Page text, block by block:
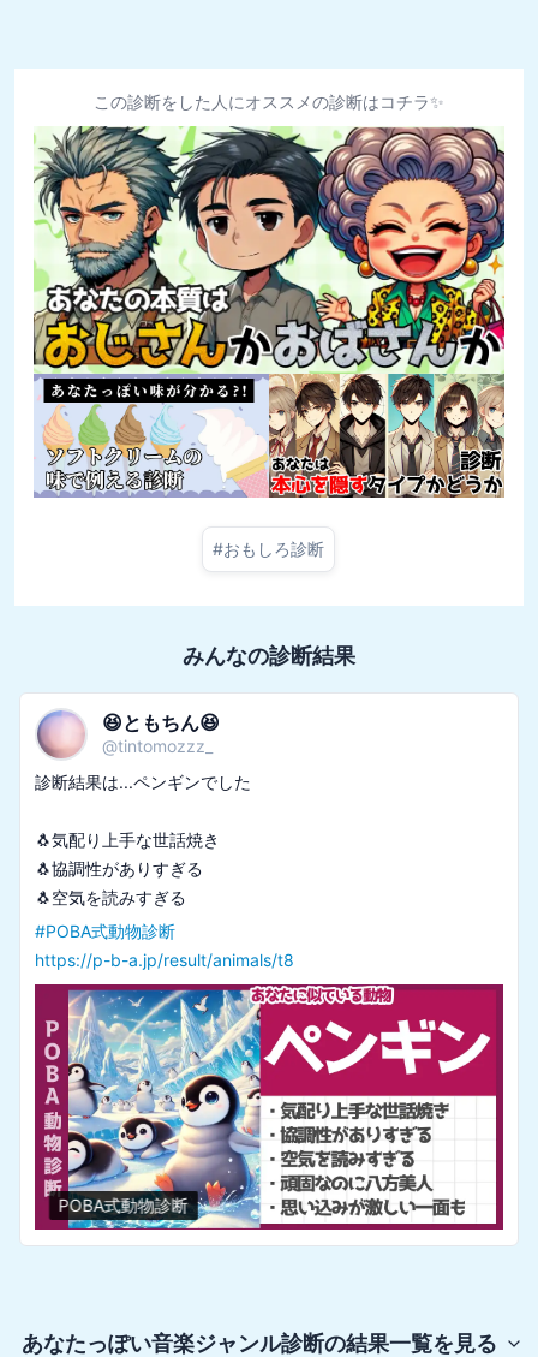
この診断をした人にオススメの診断はコチラ✨
#おもしろ診断
みんなの診断結果
😆ともちん😆
@tintomozzz_
診断結果は...ペンギンでした
🐧気配り上手な世話焼き
🐧協調性がありすぎる
#POBA式動物診断
https://p-b-a.jp/result/animals/t8
POBA式動物診断
あなたっぽい音楽ジャンル診断の結果一覧を見る